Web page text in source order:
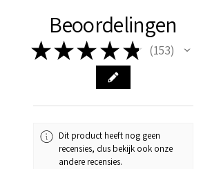
Beoordelingen
★★★ ★ ★ 153
153
Dit product heeft nog geen
recensies, dus bekijk ook onze
andere recensies.